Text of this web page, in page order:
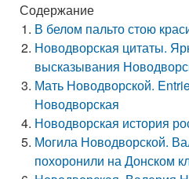
Содержание
В белом пальто стою
Новодворская цитаты.
высказывания
Мать Новодворской.
Новодворская
Новодворская история
Могила Новодворской.
похоронили на Донском